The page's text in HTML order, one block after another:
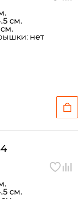
см.
нет
см.